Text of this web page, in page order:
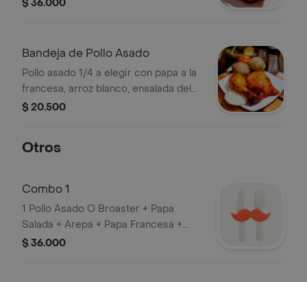
$ 36.000
Bandeja de Pollo Asado
Pollo asado 1/4 a elegir con papa a la
francesa, arroz blanco, ensalada del
día y ají de la casa.
$ 20.500
Otros
Combo 1
1 Pollo Asado O Broaster + Papa
Salada + Arepa + Papa Francesa +
Platano + Gaseosa 1.5 Ml.
$ 36.000